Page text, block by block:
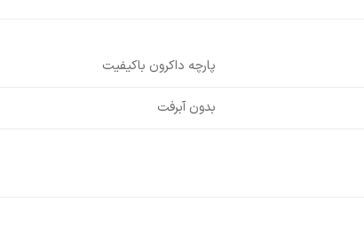
پارچه داکرون باکیفیت
بدون آبرفت